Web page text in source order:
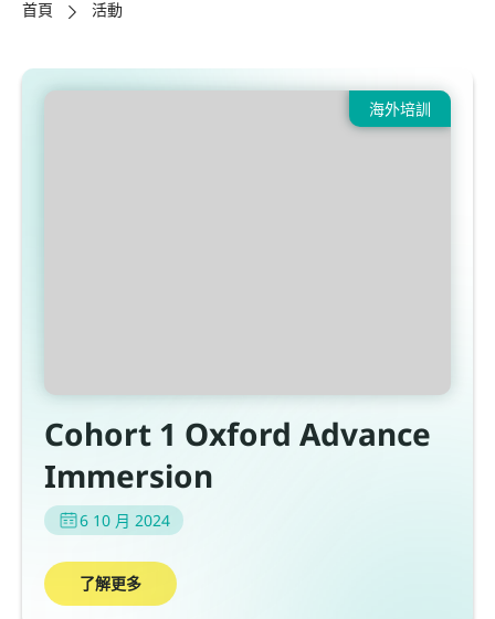
首頁 活動
海外培訓
Cohort 1 Oxford Advance
Immersion
6 10 月 2024
了解更多